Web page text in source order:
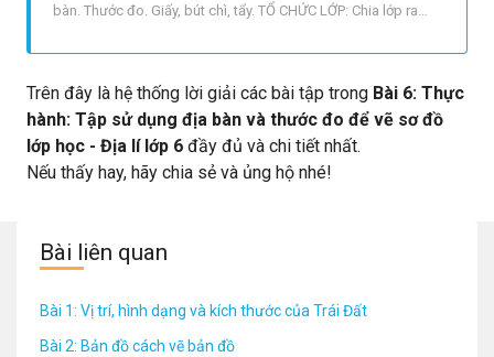
bàn. Thước đo. Giấy, bút chì, tẩy. TỔ CHỨC LỚP: Chia lớp ra
nhiệm về việc hoàn thành sơ đồ lớp học. Các bước tiến hành:
Toàn lớp học cách sử dụng địa bàn để xác định hướng c
Trên đây là hệ thống lời giải các bài tập trong Bài 6: Thực
hành: Tập sử dụng địa bàn và thước đo để vẽ sơ đồ
lớp học - Địa lí lớp 6 đầy đủ và chi tiết nhất.
Nếu thấy hay, hãy chia sẻ và ủng hộ nhé!
Bài liên quan
Bài 1: Vị trí, hình dạng và kích thước của Trái Đất
Bài 2: Bản đồ cách vẽ bản đồ